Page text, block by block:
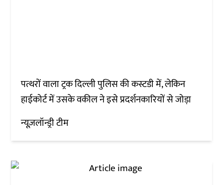
पत्थरों वाला ट्रक दिल्ली पुलिस की कस्टडी में, लेकिन
हाईकोर्ट में उसके वकील ने इसे प्रदर्शनकारियों से जोड़ा
न्यूज़लॉन्ड्री टीम